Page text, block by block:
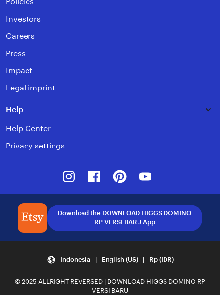
Policies
Investors
Careers
Press
Impact
Legal imprint
Help
Help Center
Privacy settings
InstagramFacebookPinterest
Download the DOWNLOAD HIGGS DOMINO
RP VERSI BARU App
Indonesia | English (US) | Rp (IDR)
© 2025 ALLRIGHT REVERSED | DOWNLOAD HIGGS DOMINO RP
VERSI BARU